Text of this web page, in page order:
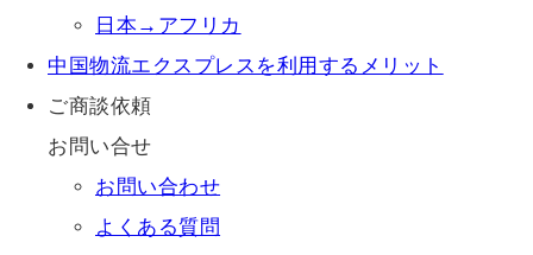
日本→アフリカ
中国物流エクスプレスを利用するメリット
ご商談依頼
お問い合せ
お問い合わせ
よくある質問